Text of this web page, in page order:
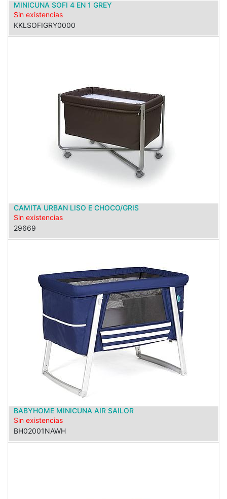
MINICUNA SOFI 4 EN 1 GREY
Sin existencias
KKLSOFIGRY0000
CAMITA URBAN LISO E CHOCO/GRIS
Sin existencias
29669
BABYHOME MINICUNA AIR SAILOR
Sin existencias
BH02001NAWH